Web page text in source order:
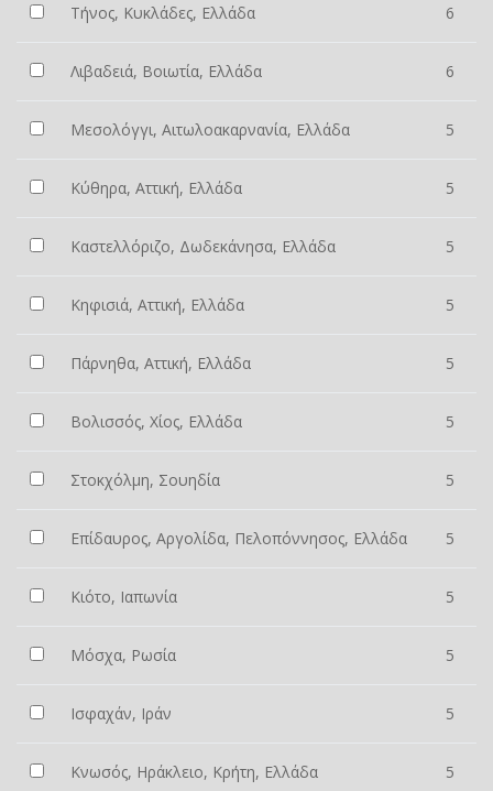
Τήνος, Κυκλάδες, Ελλάδα 6
Λιβαδειά, Βοιωτία, Ελλάδα 6
Μεσολόγγι, Αιτωλοακαρνανία, Ελλάδα 5
Κύθηρα, Αττική, Ελλάδα 5
Καστελλόριζο, Δωδεκάνησα, Ελλάδα 5
Κηφισιά, Αττική, Ελλάδα 5
Πάρνηθα, Αττική, Ελλάδα 5
Βολισσός, Χίος, Ελλάδα 5
Στοκχόλμη, Σουηδία 5
Επίδαυρος, Αργολίδα, Πελοπόννησος, Ελλάδα 5
Κιότο, Ιαπωνία 5
Μόσχα, Ρωσία 5
Ισφαχάν, Ιράν 5
Κνωσός, Ηράκλειο, Κρήτη, Ελλάδα 5